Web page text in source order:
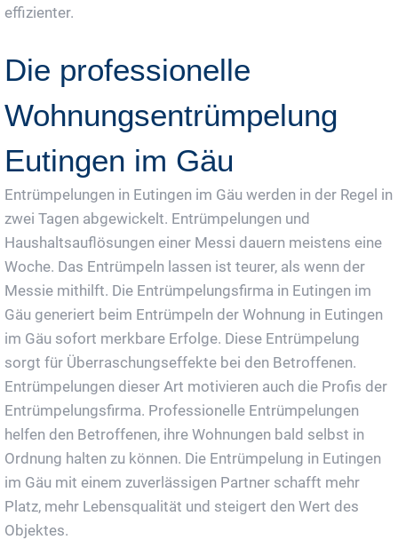
effizienter.
Die professionelle
Wohnungsentrümpelung
Eutingen im Gäu
Entrümpelungen in Eutingen im Gäu werden in der Regel in
zwei Tagen abgewickelt. Entrümpelungen und
Haushaltsauflösungen einer Messi dauern meistens eine
Woche. Das Entrümpeln lassen ist teurer, als wenn der
Messie mithilft. Die Entrümpelungsfirma in Eutingen im
Gäu generiert beim Entrümpeln der Wohnung in Eutingen
im Gäu sofort merkbare Erfolge. Diese Entrümpelung
sorgt für Überraschungseffekte bei den Betroffenen.
Entrümpelungen dieser Art motivieren auch die Profis der
Entrümpelungsfirma. Professionelle Entrümpelungen
helfen den Betroffenen, ihre Wohnungen bald selbst in
Ordnung halten zu können. Die Entrümpelung in Eutingen
im Gäu mit einem zuverlässigen Partner schafft mehr
Platz, mehr Lebensqualität und steigert den Wert des
Objektes.